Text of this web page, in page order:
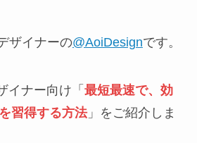
ザイナーの@AoiDesignです。
イナー向け「 最短最速で、効
習得する方法」をご紹介しま